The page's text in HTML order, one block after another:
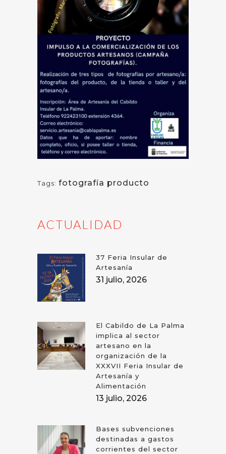
Tags: fotografía producto
ACTUALIDAD
37 Feria Insular de
Artesanía
31 julio, 2026
El Cabildo de La Palma
implica al sector
artesano en la
organización de la
XXXVII Feria Insular de
Artesanía y
Alimentación
13 julio, 2026
Bases subvenciones
destinadas a gastos
corrientes del sector